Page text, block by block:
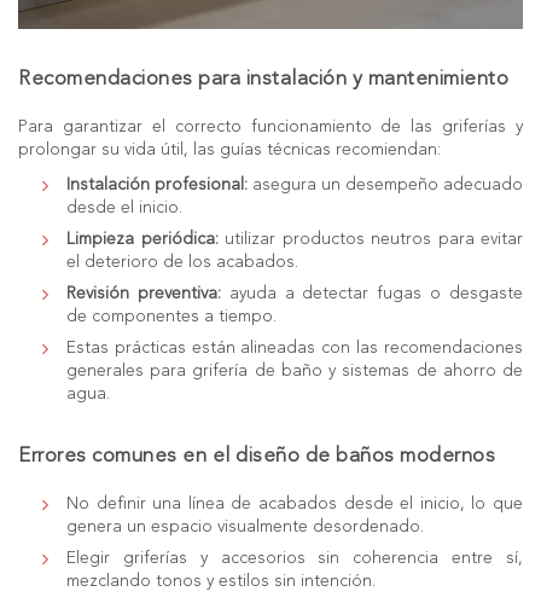
Recomendaciones para instalación y mantenimiento
Para garantizar el correcto funcionamiento de las griferías y
prolongar su vida útil, las guías técnicas recomiendan:
Instalación profesional: asegura un desempeño adecuado
desde el inicio.
Limpieza periódica:utilizar productos neutros para evitar
el deterioro de los acabados.
Revisión preventiva:ayuda a detectar fugas o desgaste
de componentes a tiempo.
Estas prácticas están alineadas con las recomendaciones
generales para grifería de baño y sistemas de ahorro de
agua.
Errores comunes en el diseño de baños modernos
No definir una línea de acabados desde el inicio, lo que
genera un espacio visualmente desordenado.
Elegir griferías y accesorios sin coherencia entre sí,
mezclando tonos y estilos sin intención.